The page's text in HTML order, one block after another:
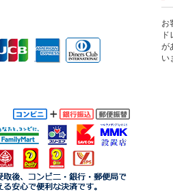
お
が
い